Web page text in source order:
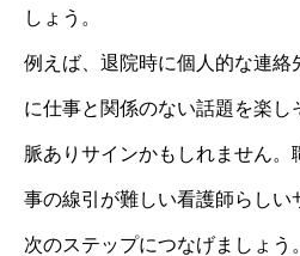
しょう。
例えば、退院時に個人的な連絡
に仕事と関係のない話題を楽し
脈ありサインかもしれません
事の線引が難しい看護師らしい
次のステップにつなげましょう。